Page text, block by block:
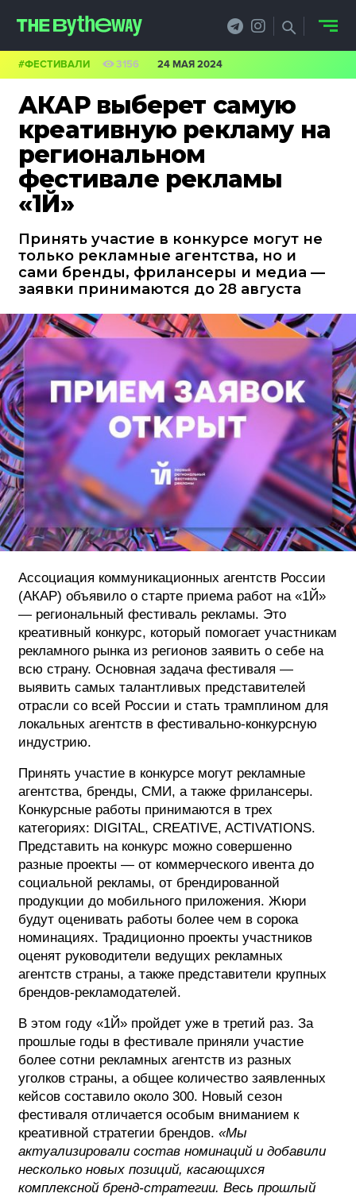
АКАР выберет самую
креативную рекламу на
региональном
фестивале рекламы
«1Й»
Принять участие в конкурсе могут не
только рекламные агентства, но и
сами бренды, фрилансеры и медиа —
заявки принимаются до 28 августа
#ФЕСТИВАЛИ 3156 24 МАЯ 2024
Ассоциация коммуникационных агентств России
(АКАР) объявило о старте приема работ на «1Й»
— региональный фестиваль рекламы. Это
креативный конкурс, который помогает участникам
рекламного рынка из регионов заявить о себе на
всю страну. Основная задача фестиваля —
выявить самых талантливых представителей
отрасли со всей России и стать трамплином для
локальных агентств в фестивально-конкурсную
индустрию.
Принять участие в конкурсе могут рекламные
агентства, бренды, СМИ, а также фрилансеры.
Конкурсные работы принимаются в трех
категориях: DIGITAL, CREATIVE, ACTIVATIONS.
Представить на конкурс можно совершенно
разные проекты — от коммерческого ивента до
социальной рекламы, от брендированной
продукции до мобильного приложения. Жюри
будут оценивать работы более чем в сорока
номинациях. Традиционно проекты участников
оценят руководители ведущих рекламных
агентств страны, а также представители крупных
брендов-рекламодателей.
В этом году «1Й» пройдет уже в третий раз. За
прошлые годы в фестивале приняли участие
более сотни рекламных агентств из разных
уголков страны, а общее количество заявленных
кейсов составило около 300. Новый сезон
фестиваля отличается особым вниманием к
креативной стратегии брендов. «Мы
актуализировали состав номинаций и добавили
несколько новых позиций, касающихся
комплексной бренд-стратегии. Весь прошлый
НОВОСТИ
PRO.ОБЗОР
КЕЙСЫ
ФИЛОСОФИЯ
БИЗНЕС И
ТЕХНОЛОГИИ
ФЕСТИВАЛИ
ФОТОГРАФИЯ
ТИПОГРАФИКА
ИСТОРИИ БРЕНДОВ
О ПРОЕКТЕ
РЕКЛАМА
КОНТАКТЫ